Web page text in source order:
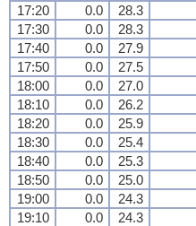
17:20
0.0 28.3
17:30
0.0 28.3
17:40
0.0 27.9
17:50
0.0 27.5
18:00
0.0 27.0
18:10
0.0 26.2
18:20
0.0 25.9
18:30
0.0 25.4
18:40
0.0 25.3
18:50
0.0 25.0
19:00
0.0 24.3
19:10
0.0 24.3